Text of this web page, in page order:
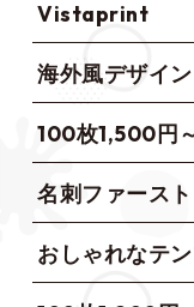
Vistaprint
海外風デザイ
100枚1,500円
名刺ファースト
おしゃれなテ